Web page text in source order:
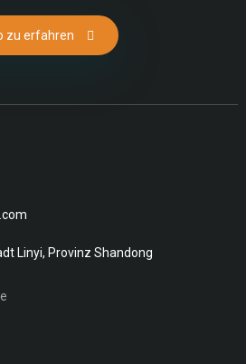
zu erfahren
Linyi, Provinz Shandong